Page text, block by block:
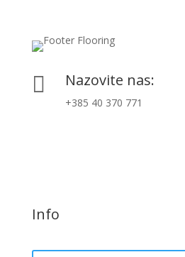
 Nazovite nas:
+385 40 370 771
Info